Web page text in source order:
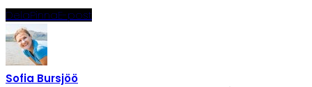
DelaPinnaE-post
Sofia Bursjöö